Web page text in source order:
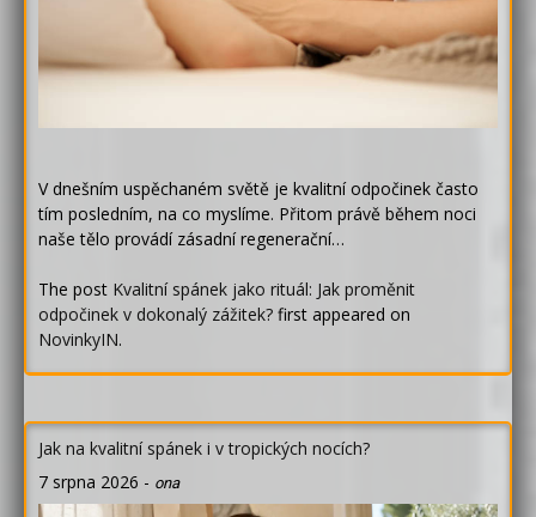
V dnešním uspěchaném světě je kvalitní odpočinek často
tím posledním, na co myslíme. Přitom právě během noci
naše tělo provádí zásadní regenerační…
The post Kvalitní spánek jako rituál: Jak proměnit
odpočinek v dokonalý zážitek? first appeared on
NovinkyIN.
Jak na kvalitní spánek i v tropických nocích?
7 srpna 2026 - ona